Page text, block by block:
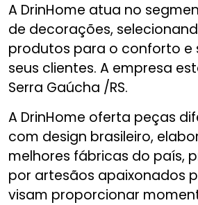
A DrinHome atua no
de decorações,
produtos para o conforto e
seus clientes. A empresa
Serra Gaúcha /RS.
A DrinHome oferta peças
com design brasileiro,
melhores fábricas do país,
por artesãos apaixonados
visam proporcionar